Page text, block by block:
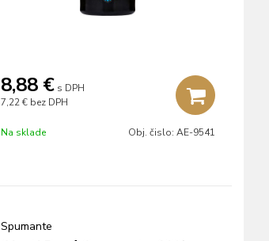
8,88 € s DPH
7,22 € bez DPH
Na sklade Obj. čislo: AE-9541
Spumante